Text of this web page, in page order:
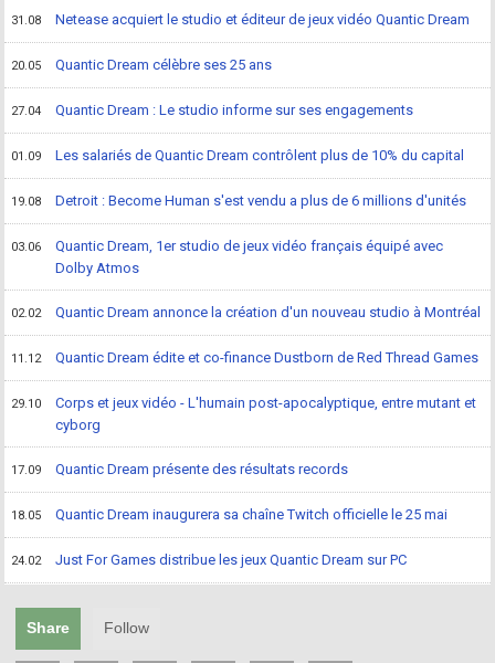
31.08 Netease acquiert le studio et éditeur de jeux vidéo Quantic Dream
20.05 Quantic Dream célèbre ses 25 ans
27.04 Quantic Dream : Le studio informe sur ses engagements
01.09 Les salariés de Quantic Dream contrôlent plus de 10% du capital
19.08 Detroit : Become Human s'est vendu a plus de 6 millions d'unités
03.06
Quantic Dream, 1er studio de jeux vidéo français équipé avec
Dolby Atmos
02.02 Quantic Dream annonce la création d'un nouveau studio à Montréal
11.12 Quantic Dream édite et co-finance Dustborn de Red Thread Games
29.10
Corps et jeux vidéo - L'humain post-apocalyptique, entre mutant et
cyborg
17.09 Quantic Dream présente des résultats records
18.05 Quantic Dream inaugurera sa chaîne Twitch officielle le 25 mai
24.02 Just For Games distribue les jeux Quantic Dream sur PC
Share Follow